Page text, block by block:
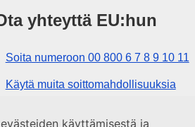
käyttämisestä ja
yhteyttä EU:hun
Soita numeroon 00 800 6 7 8 9 10 11
Käytä muita soittomahdollisuuksia